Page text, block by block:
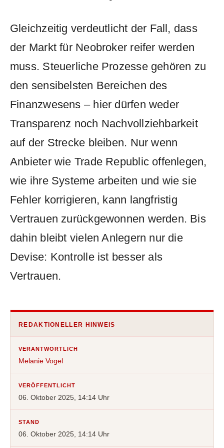
Gleichzeitig verdeutlicht der Fall, dass
der Markt für Neobroker reifer werden
muss. Steuerliche Prozesse gehören zu
den sensibelsten Bereichen des
Finanzwesens – hier dürfen weder
Transparenz noch Nachvollziehbarkeit
auf der Strecke bleiben. Nur wenn
Anbieter wie Trade Republic offenlegen,
wie ihre Systeme arbeiten und wie sie
Fehler korrigieren, kann langfristig
Vertrauen zurückgewonnen werden. Bis
dahin bleibt vielen Anlegern nur die
Devise: Kontrolle ist besser als
Vertrauen.
REDAKTIONELLER HINWEIS
VERANTWORTLICH
Melanie Vogel
VERÖFFENTLICHT
06. Oktober 2025, 14:14 Uhr
STAND
06. Oktober 2025, 14:14 Uhr